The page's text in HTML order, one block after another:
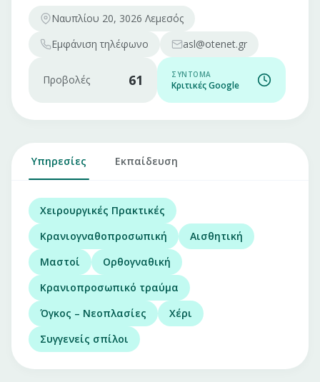
Ναυπλίου 20, 3026 Λεμεσός
Εμφάνιση τηλέφωνο asl@otenet.gr
Προβολές 61 ΣΎΝΤΟΜΑ
Κριτικές Google
Υπηρεσίες Εκπαίδευση
Χειρουργικές Πρακτικές
Κρανιογναθοπροσωπική
Αισθητική
Μαστοί
Ορθογναθική
Κρανιοπροσωπικό τραύμα
Όγκος – Νεοπλασίες
Χέρι
Συγγενείς σπίλοι